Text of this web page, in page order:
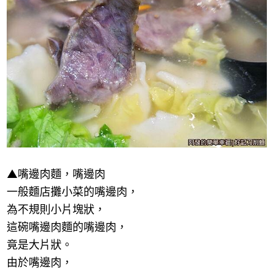
▲嘴邊肉麵，嘴邊肉
一般麵店攤小菜的嘴邊肉，
為不規則小片塊狀，
這碗嘴邊肉麵的嘴邊肉，
竟是大片狀。
由於嘴邊肉，